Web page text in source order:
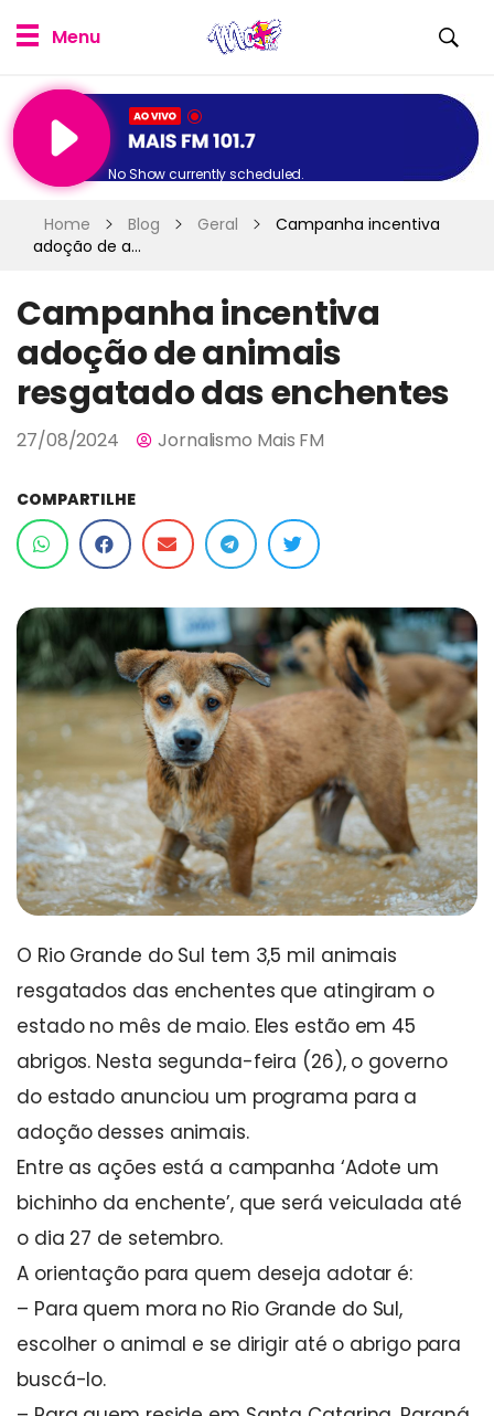
No Show currently scheduled.
Home Blog Geral
Campanha incentiva
adoção de a...
Campanha incentiva
adoção de animais
resgatado das enchentes
27/08/2024 Jornalismo Mais FM
COMPARTILHE
O Rio Grande do Sul tem 3,5 mil animais
resgatados das enchentes que atingiram o
estado no mês de maio. Eles estão em 45
abrigos. Nesta segunda-feira (26), o governo
do estado anunciou um programa para a
adoção desses animais.
Entre as ações está a campanha ‘Adote um
bichinho da enchente’, que será veiculada até
o dia 27 de setembro.
A orientação para quem deseja adotar é:
– Para quem mora no Rio Grande do Sul,
escolher o animal e se dirigir até o abrigo para
buscá-lo.